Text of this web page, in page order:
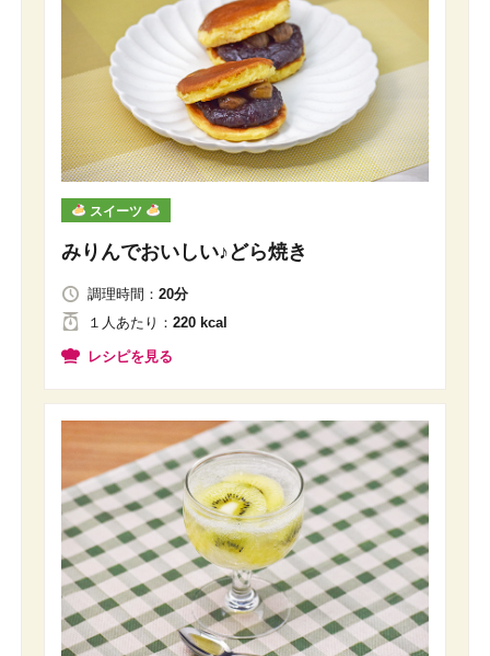
スイーツ
みりんでおいしい♪どら焼き
調理時間： 20分
１人あたり ： 220 kcal
レシピを見る